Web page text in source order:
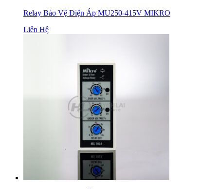
Relay Bảo Vệ Điện Áp MU250-415V MIKRO
Liên Hệ